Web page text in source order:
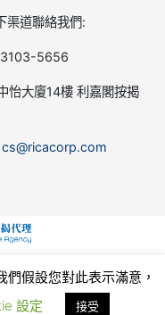
渠道聯絡我們:
5656
怡大廈14樓 利嘉閣按揭
cs@ricacorp.com
Limited, all rights reserved.使
假設您對此表示滿意，
設定 接受